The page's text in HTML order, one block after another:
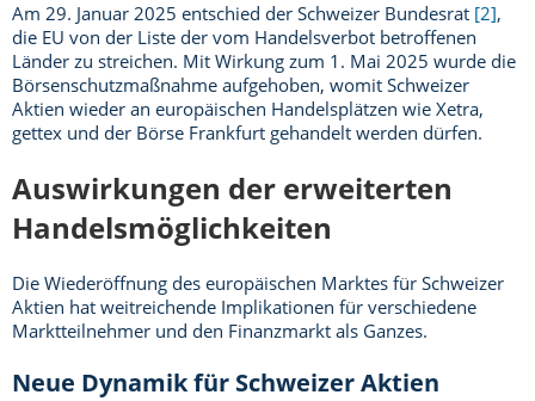
Am 29. Januar 2025 entschied der Schweizer Bundesrat [2],
die EU von der Liste der vom Handelsverbot betroffenen
Länder zu streichen. Mit Wirkung zum 1. Mai 2025 wurde die
Börsenschutzmaßnahme aufgehoben, womit Schweizer
Aktien wieder an europäischen Handelsplätzen wie Xetra,
gettex und der Börse Frankfurt gehandelt werden dürfen.
Auswirkungen der erweiterten
Handelsmöglichkeiten
Die Wiederöffnung des europäischen Marktes für Schweizer
Aktien hat weitreichende Implikationen für verschiedene
Marktteilnehmer und den Finanzmarkt als Ganzes.
Neue Dynamik für Schweizer Aktien